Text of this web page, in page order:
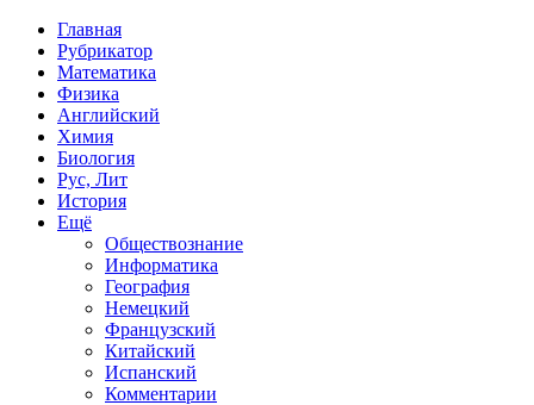
Главная
Рубрикатор
Математика
Физика
Английский
Химия
Биология
Рус, Лит
История
Ещё
Обществознание
Информатика
География
Немецкий
Французский
Китайский
Испанский
Комментарии